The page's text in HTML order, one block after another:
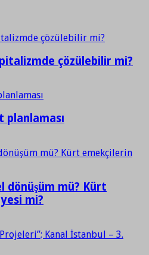
çözülebilir mi?
planlaması
dönüşüm mü? Kürt
mi?